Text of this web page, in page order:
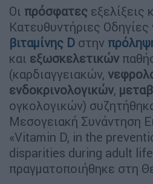
Οι πρόσφατες εξελίξεις
Κατευθυντήριες
βιταμίνης D στην
και εξωσκελετικών
(καρδιαγγειακών,
ενδοκρινολογικών,
ογκολογικών)
Μεσογειακή Συνάντηση
«Vitamin D, in the
disparities during adult
πραγματοποιήθηκε στη